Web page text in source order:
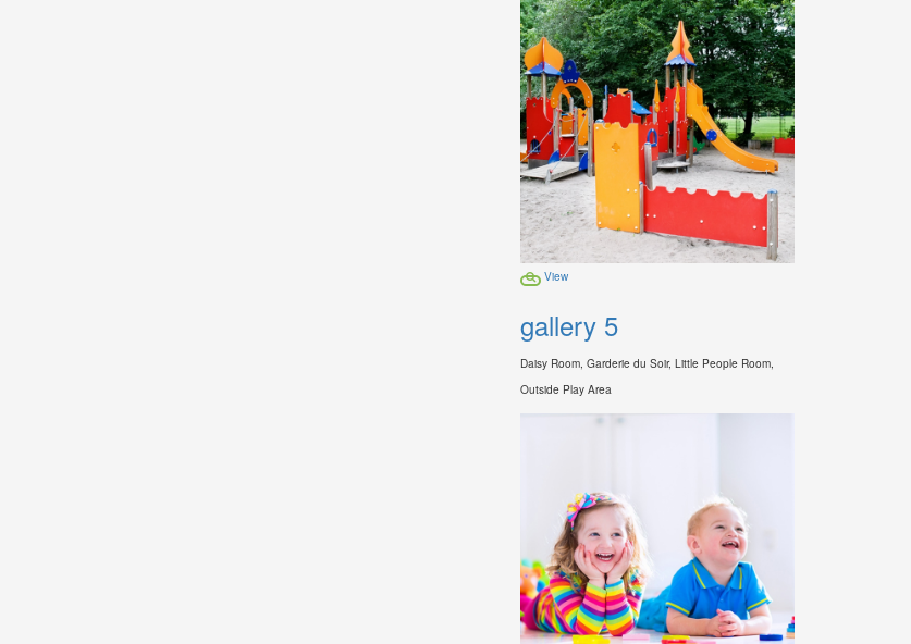
View
gallery 5
Daisy Room, Garderie du Soir, Little People Room,
Outside Play Area